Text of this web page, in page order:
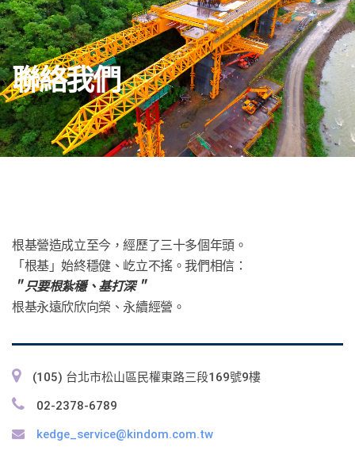
聯絡我們
根基營造成立至今，經歷了三十多個年頭。
「根基」始終穩健、屹立不搖。我們相信：
＂只要根紮穩、基打深＂
根基永遠欣欣向榮、永續經營。
(105) 台北市松山區民權東路三段169號9樓
02-2378-6789
kedge_service@kindom.com.tw